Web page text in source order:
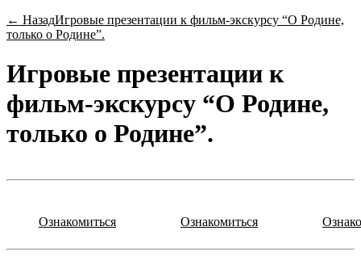
← НазадИгровые презентации к фильм-экскурсу “О Родине,
только о Родине”.
Игровые презентации к
фильм-экскурсу “О Родине,
только о Родине”.
Ознакомиться Ознакомиться